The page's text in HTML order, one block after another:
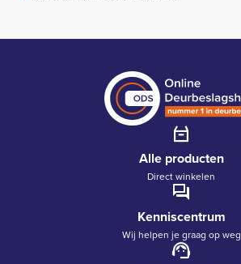
Alle producten
Direct winkelen
Kenniscentrum
Wij helpen je graag op weg